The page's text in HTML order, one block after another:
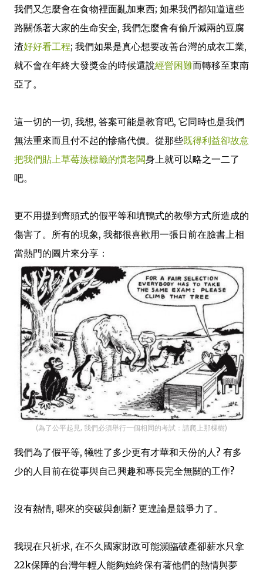
我們又怎麼會在食物裡面亂加東西; 如果我們都知道這些
路關係著大家的生命安全, 我們怎麼會有偷斤減兩的豆腐
渣好好看工程; 我們如果是真心想要改善台灣的成衣工業,
就不會在年終大發獎金的時候還說經營困難而轉移至東南
亞了。
這一切的一切, 我想, 答案可能是教育吧, 它同時也是我們
無法重來而且付不起的慘痛代價。從那些既得利益卻故意
把我們貼上草莓族標籤的慣老闆身上就可以略之一二了
吧。
更不用提到齊頭式的假平等和填鴨式的教學方式所造成的
傷害了。所有的現象, 我都很喜歡用一張日前在臉書上相
當熱門的圖片來分享：
(為了公平起見, 我們必須舉行一個相同的考試：請爬上那棵樹)
我們為了假平等, 犧牲了多少更有才華和天份的人? 有多
少的人目前在從事與自己興趣和專長完全無關的工作?
沒有熱情, 哪來的突破與創新? 更遑論是競爭力了。
我現在只祈求, 在不久國家財政可能瀕臨破產卻薪水只拿
22k保障的台灣年輕人能夠始終保有著他們的熱情與夢